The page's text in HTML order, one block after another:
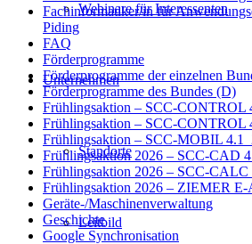
Webinare für Interessenten
Unternehmen
Standorte
Leitbild
Fachinformatiker/in für
Piding
FAQ
Förderprogramme
Förderprogramme der einzelnen
Förderprogramme des Bundes (D)
Frühlingsaktion – SCC-CONTROL
Frühlingsaktion – SCC-CONTROL
Frühlingsaktion – SCC-MOBIL
Frühlingsaktion 2026 – SCC-CAD
Frühlingsaktion 2026 – SCC-CALC
Frühlingsaktion 2026 – ZIEMER E-
Geräte-/Maschinenverwaltung
Geschichte
Google Synchronisation